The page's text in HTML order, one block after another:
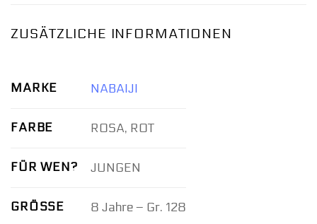
ZUSÄTZLICHE INFORMATIONEN
MARKE NABAIJI
FARBE ROSA, ROT
FÜR WEN? JUNGEN
GRÖSSE 8 Jahre – Gr. 128